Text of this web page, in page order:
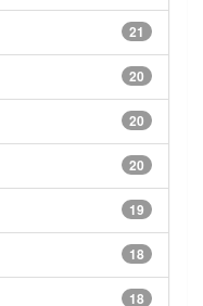
21
20
20
20
19
18
18